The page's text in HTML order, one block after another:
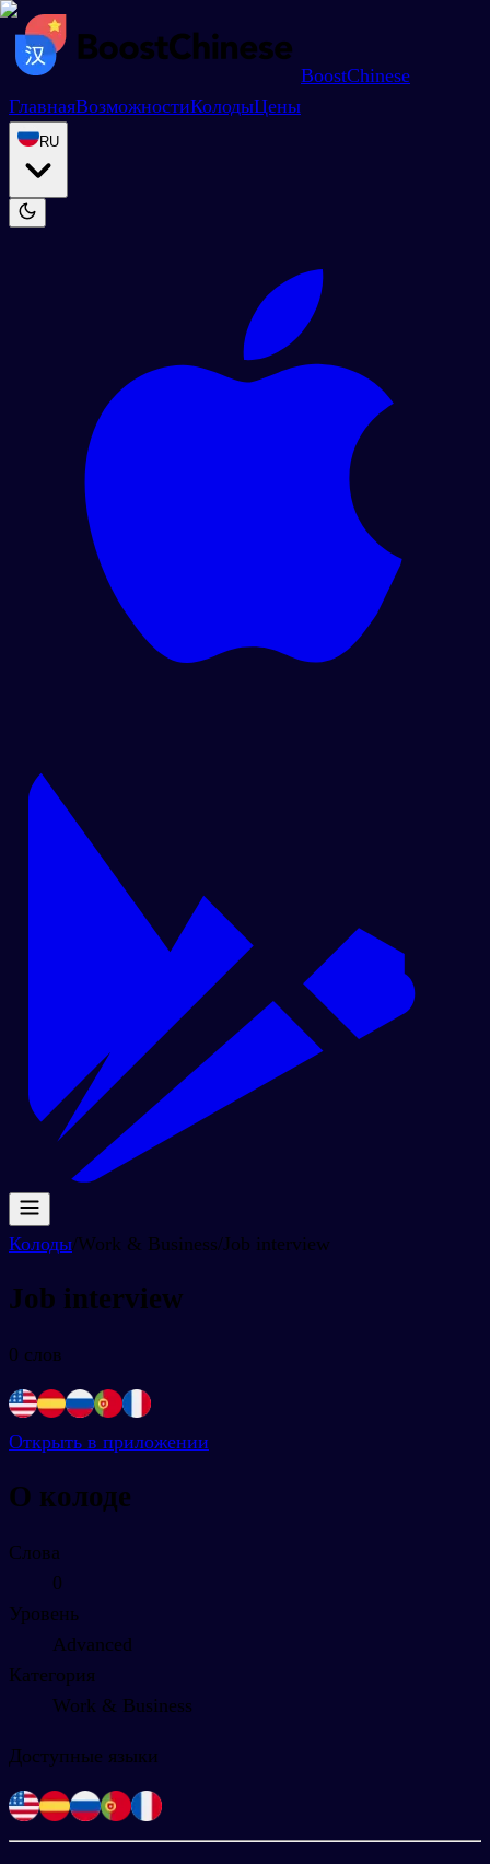
BoostChinese
ГлавнаяВозможностиКолодыЦены
RU
Колоды/Work & Business/Job interview
Job interview
0 слов
Открыть в приложении
О колоде
Слова
0
Уровень
Advanced
Категория
Work & Business
Доступные языки